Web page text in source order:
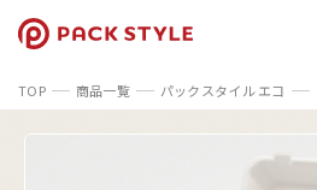
TOP 商品一覧 パックスタイル エコ